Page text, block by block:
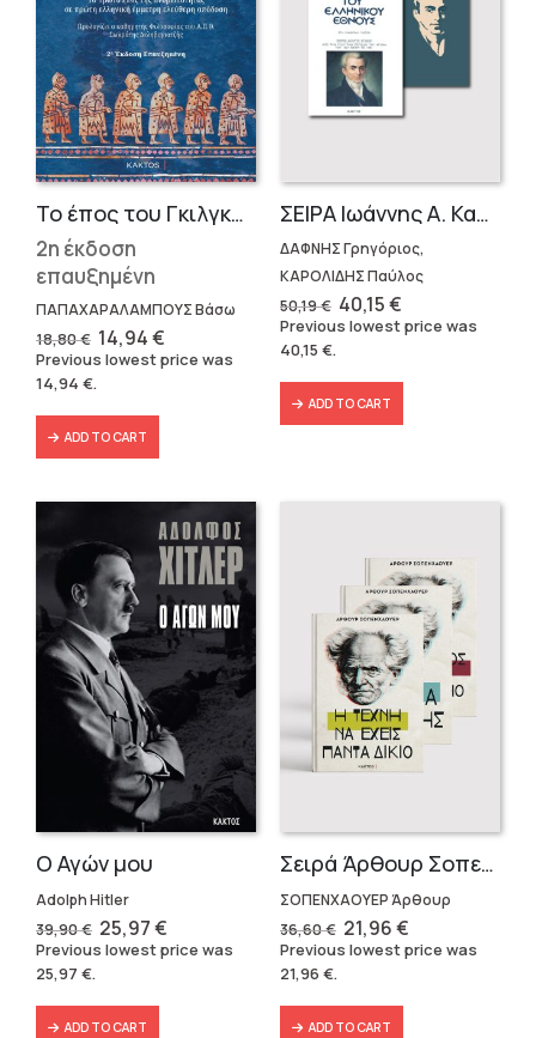
Το έπος του Γκιλγκαμές
2η έκδοση
επαυξημένη
ΠΑΠΑΧΑΡΑΛΑΜΠΟΥΣ Βάσω
18,80€ Original
price
was:
18,80 €.
14,94€Current
price
is:
Previous lowest price was
14,94 €.
ADD TO CART
ΣΕΙΡΑ Ιωάννης Α. Καποδίστριας
ΔΑΦΝΗΣ Γρηγόριος,
ΚΑΡΟΛΙΔΗΣ Παύλος
50,19€ Original
price
was:
40,15€Current
price
is:
Previous lowest price was
40,15 €.
ADD TO CART
Ο Αγών μου
Adolph Hitler
39,90€ Original
price
was:
25,97€Current
price
is:
Previous lowest price was
25,97 €.
ADD TO CART
Σειρά Άρθουρ Σοπενχάουερ (3 βιβλία)
ΣΟΠΕΝΧΑΟΥΕΡ Άρθουρ
36,60€ Original
price
was:
21,96€Current
price
is:
Previous lowest price was
21,96 €.
ADD TO CART